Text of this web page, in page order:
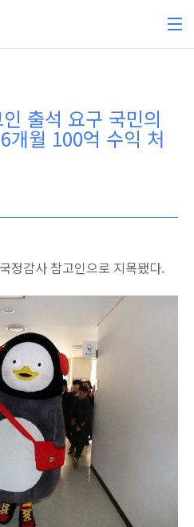
출석 요구 국민의
개월 100억 수익 처
정감사 참고인으로 지목됐다.